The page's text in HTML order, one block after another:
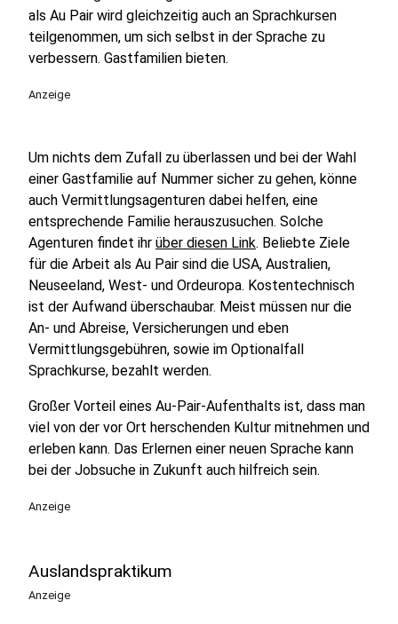
als Au Pair wird gleichzeitig auch an Sprachkursen
teilgenommen, um sich selbst in der Sprache zu
verbessern. Gastfamilien bieten.
Anzeige
Um nichts dem Zufall zu überlassen und bei der Wahl
einer Gastfamilie auf Nummer sicher zu gehen, könne
auch Vermittlungsagenturen dabei helfen, eine
entsprechende Familie herauszusuchen. Solche
Agenturen findet ihr über diesen Link. Beliebte Ziele
für die Arbeit als Au Pair sind die USA, Australien,
Neuseeland, West- und Ordeuropa. Kostentechnisch
ist der Aufwand überschaubar. Meist müssen nur die
An- und Abreise, Versicherungen und eben
Vermittlungsgebühren, sowie im Optionalfall
Sprachkurse, bezahlt werden.
Großer Vorteil eines Au-Pair-Aufenthalts ist, dass man
viel von der vor Ort herschenden Kultur mitnehmen und
erleben kann. Das Erlernen einer neuen Sprache kann
bei der Jobsuche in Zukunft auch hilfreich sein.
Anzeige
Auslandspraktikum
Anzeige